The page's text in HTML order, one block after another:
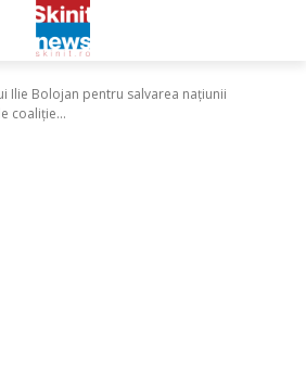
Ilie Bolojan pentru salvarea națiunii
coaliție...